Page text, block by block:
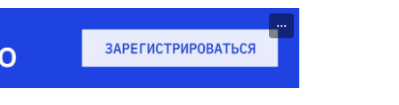
···